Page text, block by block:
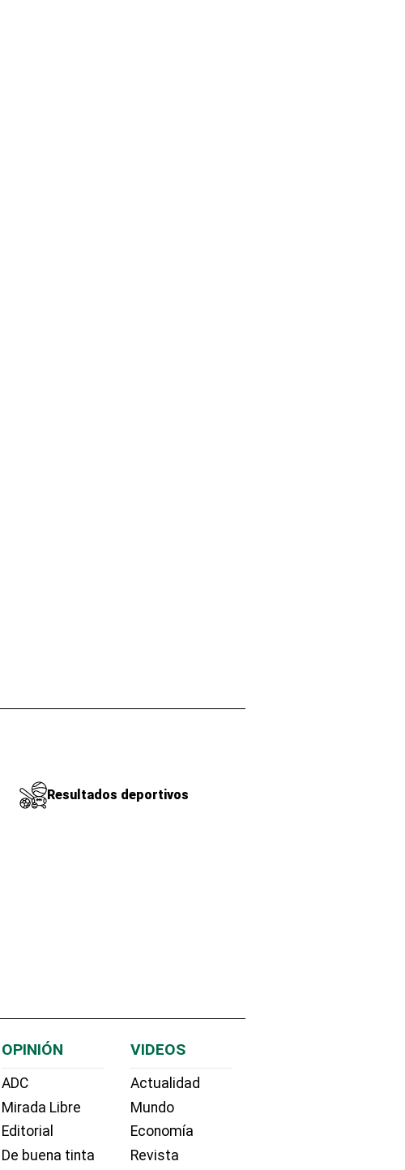
Resultados deportivos
OPINIÓN
ADC
Mirada Libre
Editorial
De buena tinta
VIDEOS
Actualidad
Mundo
Economía
Revista